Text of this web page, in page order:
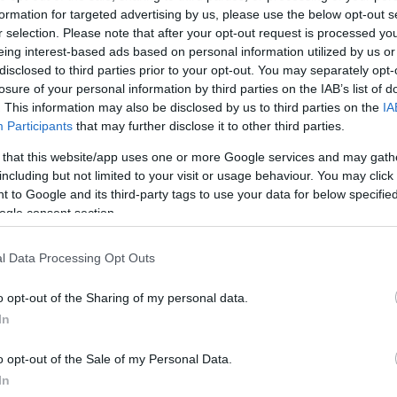
for targeted advertising by us, please use the below opt-out
selection. Please note that after your opt-out request is processed
interest-based ads based on personal information utilized by us
to third parties prior to your opt-out. You may separately
of your personal information by third parties on the IAB’s list of
This information may also be disclosed by us to third parties on the
Participants that may further disclose it to other third parties.
that this website/app uses one or more Google services and may
but not limited to your visit or usage behaviour. You may
to Google and its third-party tags to use your data for below
consent section.
Data Processing Opt Outs
opt-out of the Sharing of my personal data.
opt-out of the Sale of my Personal Data.
επόμενη ημέρα. Μιλώντας στη Sun, ο 69χρονος
και είπα ότι δεν ξέρω επειδή είναι πολύ αργά
μέρα».
ζευγαριού φαίνεται να τον έπεισε με ένα καλό
Kravis (το όνομα του ζευγαριού από τα ονόματα
δολάρια στον ιερέα Έλβις συν τα 200 δολάρια
τον χώρο.
ΔΙΑΦΗΜΙΣΗ